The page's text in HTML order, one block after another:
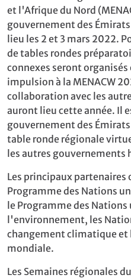
et l'Afrique du Nord
gouvernement des
lieu les 2 et 3 mars 2022.
de tables rondes
connexes seront
impulsion à la MENACW
collaboration avec les
auront lieu cette année. Il
gouvernement des
table ronde régionale
les autres gouvernements
Les principaux
Programme des Nations
le Programme des Nations
l'environnement, les
changement climatique et
mondiale.
Les Semaines régionales